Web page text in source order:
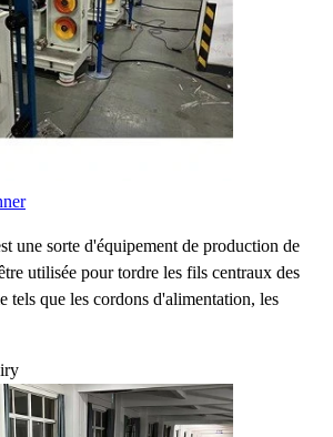
une sorte d'équipement de production de
utilisée pour tordre les fils centraux des
tels que les cordons d'alimentation, les